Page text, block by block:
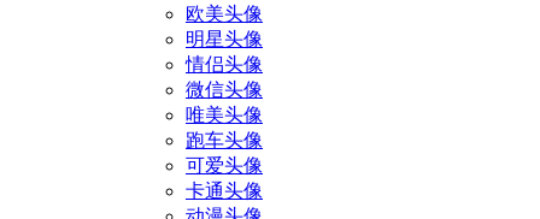
欧美头像
明星头像
情侣头像
微信头像
唯美头像
跑车头像
可爱头像
卡通头像